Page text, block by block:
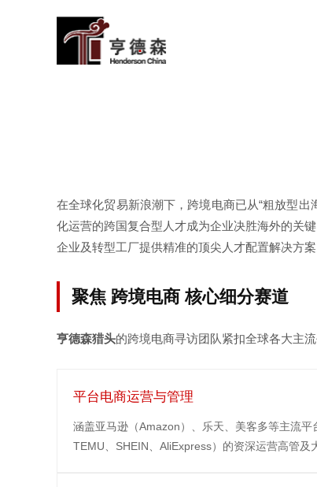
在全球化贸易新浪潮下，跨境电商已从“粗放型
化运营的跨国复合型人才成为企业决胜海外的关键
企业及转型工厂提供精准的顶尖人才配置解决方案
聚焦 跨境电商 核心细分赛道
亨德森猎头的跨境电商寻访团队紧扣全球各大主
平台电商运营与管理
涵盖亚马逊（Amazon）、乐天、美客多等主流平
TEMU、SHEIN、AliExpress）的资深运营高管及